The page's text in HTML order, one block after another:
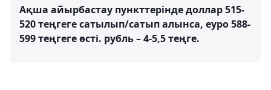
Ақша айырбастау пункттерінде доллар 515-
520 теңгеге сатылып/сатып алынса, еуро 588-
599 теңгеге өсті. рубль – 4-5,5 теңге.